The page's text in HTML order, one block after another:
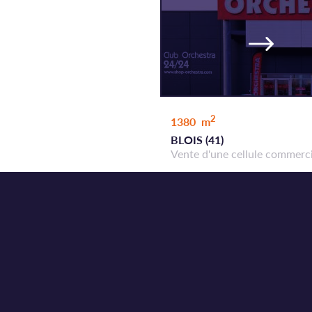
1380 m2
BLOIS (41)
Vente d'une cellule